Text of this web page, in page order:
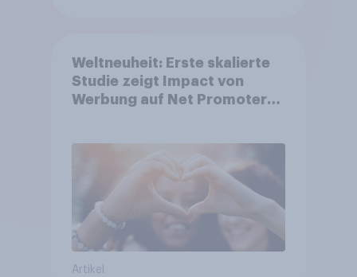
Weltneuheit: Erste skalierte
Studie zeigt Impact von
Werbung auf Net Promoter
Artikel